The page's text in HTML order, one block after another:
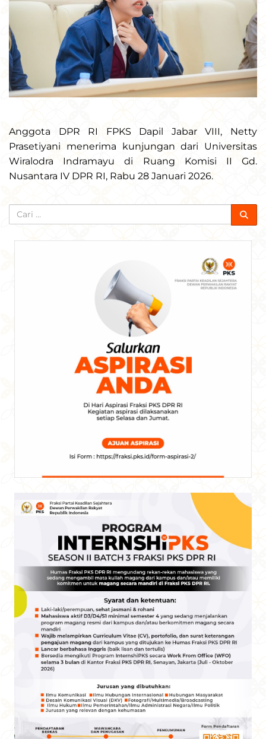
Anggota DPR RI FPKS Dapil Jabar VIII, Netty
Prasetiyani menerima kunjungan dari Universitas
Wiralodra Indramayu di Ruang Komisi II Gd.
Nusantara IV DPR RI, Rabu 28 Januari 2026.